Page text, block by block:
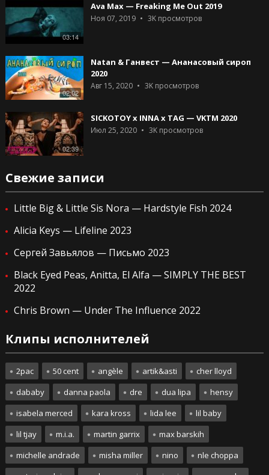
03:14
Ava Max — Freaking Me Out 2019
Ноя 07, 2019 3Kпросмотров
02:02
Natan & Ганвест — Ананасовый сироп
2020
Авг 15, 2020 3Kпросмотров
02:39
SICKOTOY x INNA x TAG — VKTM 2020
Июл 25, 2020 3Kпросмотров
Свежие записи
Little Big & Little Sis Nora — Hardstyle Fish 2024
Alicia Keys — Lifeline 2023
Сергей Завьялов — Письмо 2023
Black Eyed Peas, Anitta, El Alfa — SIMPLY THE BEST
2022
Chris Brown — Under The Influence 2022
Клипы исполнителей
2pac 50 cent angèle artik&asti
cher lloyd
dababy
danna paola dre dua lipa
hensy
isabela merced
kara kross lida lee
lil baby
lil tjay
m.i.a. martin garrix
max barskih
michelle andrade
misha miller nino
nle choppa